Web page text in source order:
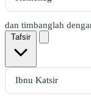
dan timbanglah
Tafsir